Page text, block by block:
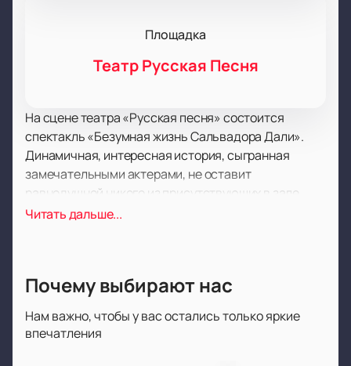
Площадка
Театр Русская Песня
На сцене театра «Русская песня» состоится
спектакль «Безумная жизнь Сальвадора Дали».
Динамичная, интересная история, сыгранная
замечательными актерами, не оставит
равнодушной никого из присутствующих в зале.
Труд режиссера, актёрской труппы, костюмеров,
оформления.
пронзительным. После просмотра он, как
выдержанное дорогое вино, оставляет приятное
Читать дальше...
Почему выбирают нас
Нам важно, чтобы у вас остались только яркие
впечатления